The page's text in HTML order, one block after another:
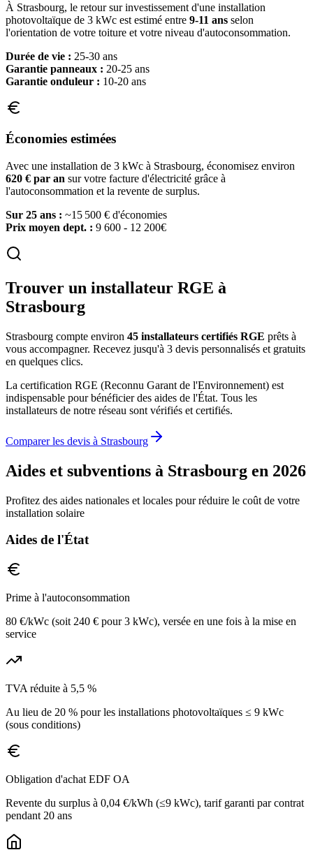
À Strasbourg, le retour sur investissement d'une installation
photovoltaïque de 3 kWc est estimé entre 9-11 ans selon
l'orientation de votre toiture et votre niveau d'autoconsommation.
Durée de vie : 25-30 ans
Garantie panneaux : 20-25 ans
Garantie onduleur : 10-20 ans
Économies estimées
Avec une installation de 3 kWc à Strasbourg, économisez environ
620 € par an sur votre facture d'électricité grâce à
l'autoconsommation et la revente de surplus.
Sur 25 ans : ~15 500 € d'économies
Prix moyen dept. : 9 600 - 12 200€
Trouver un installateur RGE à
Strasbourg
Strasbourg compte environ 45 installateurs certifiés RGE prêts à
vous accompagner. Recevez jusqu'à 3 devis personnalisés et gratuits
en quelques clics.
La certification RGE (Reconnu Garant de l'Environnement) est
indispensable pour bénéficier des aides de l'État. Tous les
installateurs de notre réseau sont vérifiés et certifiés.
Comparer les devis à Strasbourg
Aides et subventions à Strasbourg en 2026
Profitez des aides nationales et locales pour réduire le coût de votre
installation solaire
Aides de l'État
Prime à l'autoconsommation
80 €/kWc (soit 240 € pour 3 kWc), versée en une fois à la mise en
service
TVA réduite à 5,5 %
Au lieu de 20 % pour les installations photovoltaïques ≤ 9 kWc
(sous conditions)
Obligation d'achat EDF OA
Revente du surplus à 0,04 €/kWh (≤9 kWc), tarif garanti par contrat
pendant 20 ans